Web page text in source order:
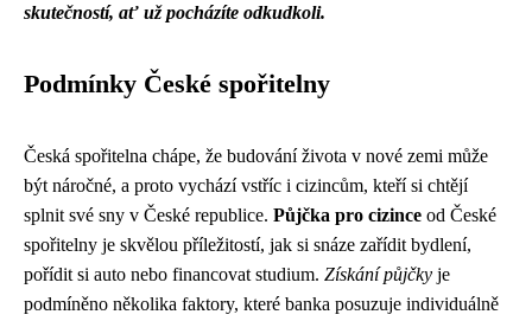
skutečností, ať už pocházíte odkudkoli.
Podmínky České spořitelny
Česká spořitelna chápe, že budování života v nové zemi může
být náročné, a proto vychází vstříc i cizincům, kteří si chtějí
splnit své sny v České republice. Půjčka pro cizince od České
spořitelny je skvělou příležitostí, jak si snáze zařídit bydlení,
pořídit si auto nebo financovat studium. Získání půjčky je
podmíněno několika faktory, které banka posuzuje individuálně